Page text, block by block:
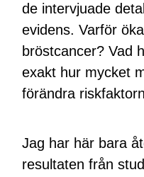
de intervjuade
evidens. Varför
bröstcancer? Vad
exakt hur mycket
förändra
Jag har här bara
resultaten från